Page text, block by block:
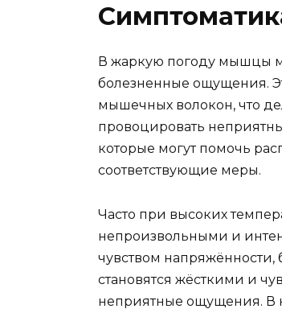
В жаркую погоду мышцы
болезненные ощущения.
мышечных волокон, что
провоцировать
которые могут помочь
соответствующие меры.
Часто при высоких
непроизвольными и
чувством
становятся жёсткими и
неприятные ощущения. В